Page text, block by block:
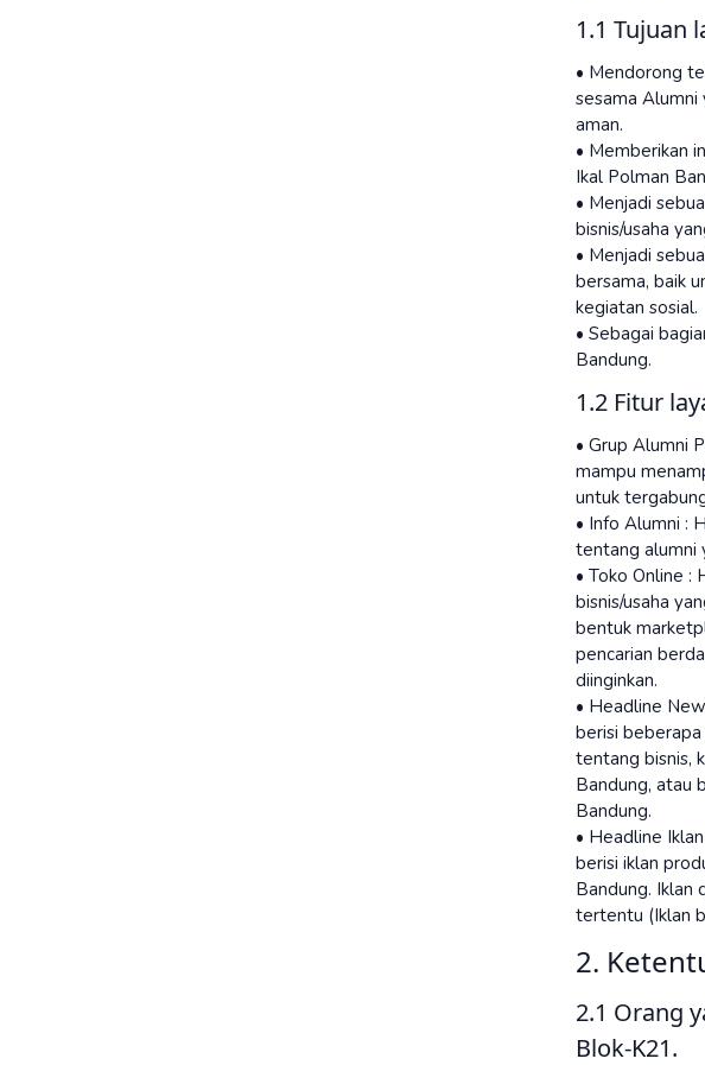
1.1 Tujuan
• Mendorong
sesama Alumni
aman.
• Memberikan
Ikal Polman
• Menjadi
bisnis/usaha
• Menjadi
bersama, baik
kegiatan sosial.
• Sebagai
Bandung.
1.2 Fitur
• Grup Alumni
mampu
untuk
• Info Alumni :
tentang alumni
• Toko Online :
bisnis/usaha
bentuk
pencarian
diinginkan.
• Headline
berisi
tentang bisnis,
Bandung, atau
Bandung.
• Headline
berisi iklan
Bandung. Iklan
tertentu (Iklan
2.
2.1 Orang
Blok-K21.